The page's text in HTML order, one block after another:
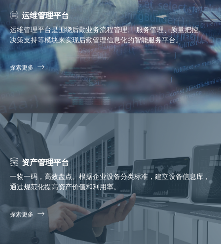
运维管理平台
运维管理平台是围绕后勤业务流程管理、 服务管理、质量把控、
决策支持等模块来实现后勤管理信息化的智能服务平台。
探索更多
资产管理平台
一物一码，高效盘点。根据企业设备分类标准，建立设备信息库，
通过规范化提高资产价值和利用率。
探索更多